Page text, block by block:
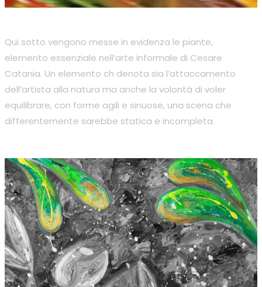
Qui sotto vengono messe in evidenza le piante,
elemento essenziale nell’arte informale di Cesare
Catania. Un elemento ch denota sia l’attaccamento
dell’artista alla natura ma anche la volontà di voler
equilibrare, con forme agili e sinuose, una scena che
differentemente sarebbe statica e incompleta.